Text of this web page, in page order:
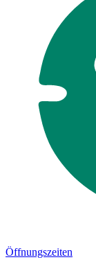
Öffnungszeiten